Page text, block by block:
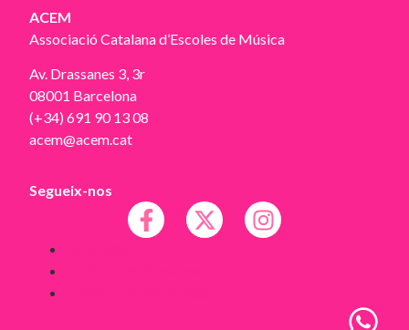
ACEM
Associació Catalana d’Escoles de Música
Av. Drassanes 3, 3r
08001 Barcelona
(+34) 691 90 13 08
acem@acem.cat
Segueix-nos